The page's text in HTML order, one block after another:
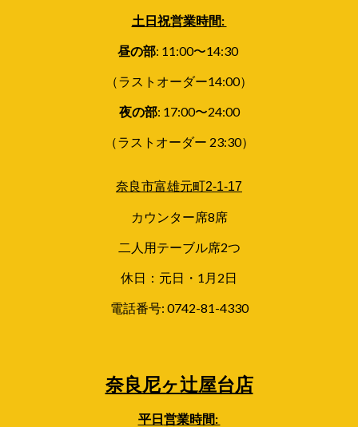
土日祝営業時間:
昼の部: 11:00〜14:30
（ラストオーダー14:00）
夜の部: 17:00〜24:00
（ラストオーダー 23:30）
奈良市富雄元町2-1-17
カウンター席8席
二人用テーブル席2つ
休日：元日・1月2日
電話番号: 0742-81-4330
奈良尼ヶ辻屋台店
平日営業時間: